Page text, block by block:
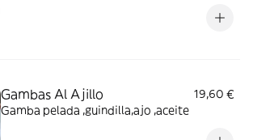
Gambas Al Ajillo
19,60 €
Gamba pelada ,guindilla,ajo ,aceite